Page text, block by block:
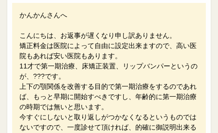
かんかんさんへ
こんにちは、お返事が遅くなり申し訳ありません。
矯正料金は医院によって自由に設定出来ますので、高い医
院もあれば安い医院もあります。
11才で第一期治療、床矯正装置、リップバンパーというの
が、???です。
上下の顎関係を改善する目的で第一期治療をするのであれ
ば、もっと早期に開始すべきですし、年齢的に第一期治療
の時期では無いと思います。
今すぐにしないと取り返しがつかなくなるというものでは
ないですので、一度診せて頂ければ、的確に御説明出来る